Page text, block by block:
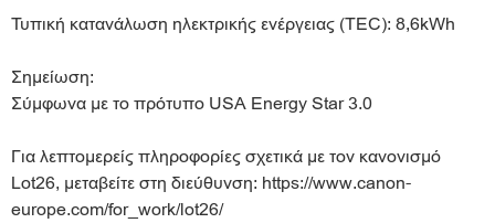
Τυπική κατανάλωση ηλεκτρικής ενέργειας (TEC): 8,6kWh
Σημείωση:
Σύμφωνα με το πρότυπο USA Energy Star 3.0
Για λεπτομερείς πληροφορίες σχετικά με τον κανονισμό
Lot26, μεταβείτε στη διεύθυνση: https://www.canon-
europe.com/for_work/lot26/